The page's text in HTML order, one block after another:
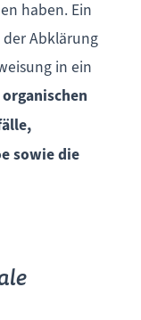
haben. Ein
Abklärung
in ein
sowie die